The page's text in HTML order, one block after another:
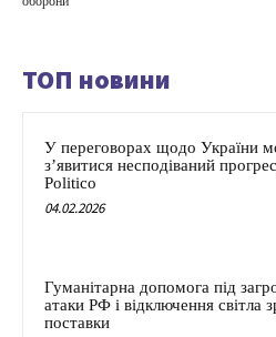
ТОП новини
У переговорах щодо України
з’явитися несподіваний
Politico
04.02.2026
Гуманітарна допомога під
атаки РФ і відключення світла
поставки